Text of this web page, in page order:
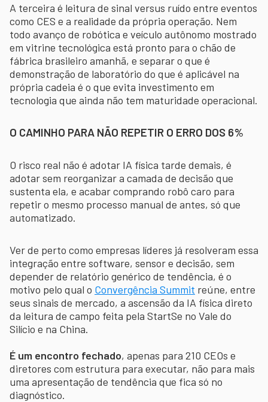
A terceira é leitura de sinal versus ruído entre eventos
como CES e a realidade da própria operação. Nem
todo avanço de robótica e veículo autônomo mostrado
em vitrine tecnológica está pronto para o chão de
fábrica brasileiro amanhã, e separar o que é
demonstração de laboratório do que é aplicável na
própria cadeia é o que evita investimento em
tecnologia que ainda não tem maturidade operacional.
O CAMINHO PARA NÃO REPETIR O ERRO DOS 6%
O risco real não é adotar IA física tarde demais, é
adotar sem reorganizar a camada de decisão que
sustenta ela, e acabar comprando robô caro para
repetir o mesmo processo manual de antes, só que
automatizado.
Ver de perto como empresas líderes já resolveram essa
integração entre software, sensor e decisão, sem
depender de relatório genérico de tendência, é o
motivo pelo qual o Convergência Summit reúne, entre
seus sinais de mercado, a ascensão da IA física direto
da leitura de campo feita pela StartSe no Vale do
Silício e na China.
É um encontro fechado, apenas para 210 CEOs e
diretores com estrutura para executar, não para mais
uma apresentação de tendência que fica só no
diagnóstico.